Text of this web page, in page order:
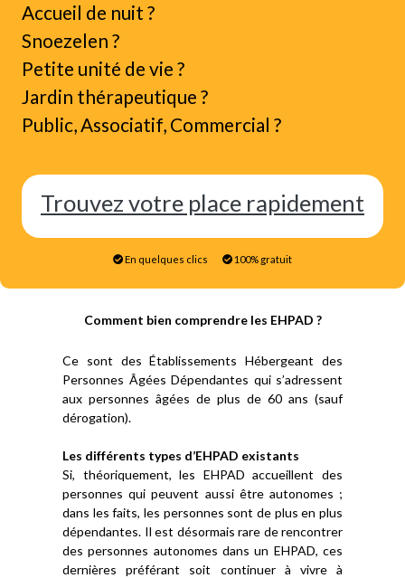
Accueil de nuit ?
Snoezelen ?
Petite unité de vie ?
Jardin thérapeutique ?
Public, Associatif, Commercial ?
Trouvez votre place rapidement
En quelques clics 100% gratuit
Comment bien comprendre les EHPAD ?
Ce sont des Établissements Hébergeant des
Personnes Âgées Dépendantes qui s’adressent
aux personnes âgées de plus de 60 ans (sauf
dérogation).
Les différents types d’EHPAD existants
Si, théoriquement, les EHPAD accueillent des
personnes qui peuvent aussi être autonomes ;
dans les faits, les personnes sont de plus en plus
dépendantes. Il est désormais rare de rencontrer
des personnes autonomes dans un EHPAD, ces
dernières préférant soit continuer à vivre à